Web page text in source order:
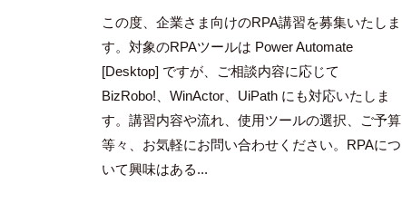
隅
田
智
尋
この度、企業さま向けのRPA講習を募集いたしま
す。対象のRPAツールは Power Automate
[Desktop] ですが、ご相談内容に応じて
BizRobo!、WinActor、UiPath にも対応いたしま
す。講習内容や流れ、使用ツールの選択、ご予算
等々、お気軽にお問い合わせください。RPAにつ
いて興味はある...